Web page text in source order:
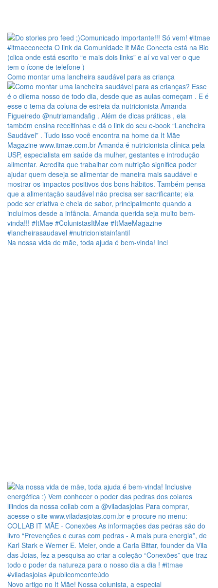
Como montar uma lancheira saudável para as criança
Na nossa vida de mãe, toda ajuda é bem-vinda! Incl
Novo artigo no It Mãe! Nossa colunista, a especial